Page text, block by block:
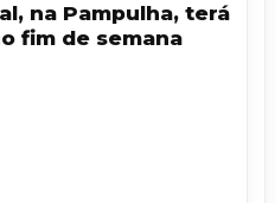
na Pampulha, terá
fim de semana